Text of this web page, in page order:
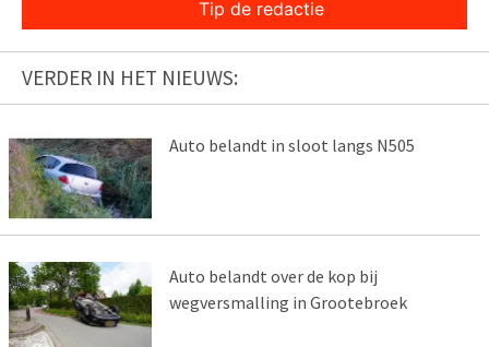
Tip de redactie
VERDER IN HET NIEUWS:
Auto belandt in sloot langs N505
Auto belandt over de kop bij
wegversmalling in Grootebroek